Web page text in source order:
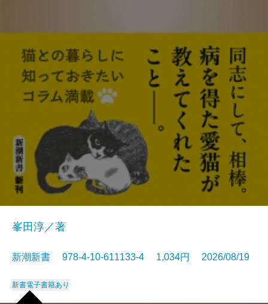
峯田淳／著
新潮新書 978-4-10-611133-4 1,034円 2026/08/19
新書電子書籍あり